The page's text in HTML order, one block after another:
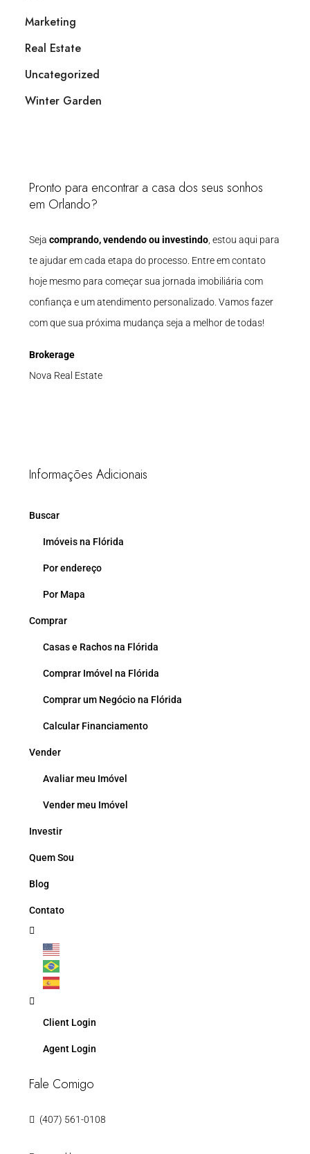
Marketing
Real Estate
Uncategorized
Winter Garden
Pronto para encontrar a casa dos seus sonhos
em Orlando?
Seja comprando, vendendo ou investindo , estou aqui para
te ajudar em cada etapa do processo. Entre em contato
hoje mesmo para começar sua jornada imobiliária com
confiança e um atendimento personalizado. Vamos fazer
com que sua próxima mudança seja a melhor de todas!
Brokerage
Nova Real Estate
Informações Adicionais
Buscar
Imóveis na Flórida
Por endereço
Por Mapa
Comprar
Casas e Rachos na Flórida
Comprar Imóvel na Flórida
Comprar um Negócio na Flórida
Calcular Financiamento
Vender
Avaliar meu Imóvel
Vender meu Imóvel
Investir
Quem Sou
Blog
Contato
Client Login
Agent Login
Fale Comigo
(407) 561-0108